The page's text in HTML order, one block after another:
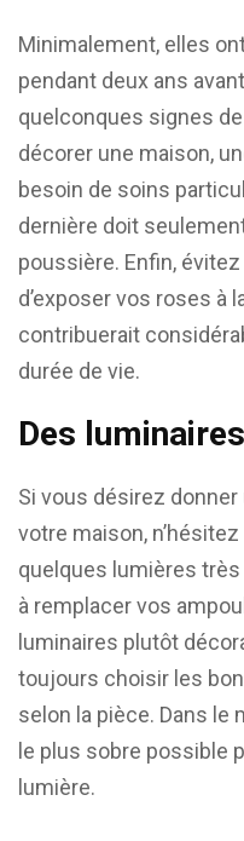
Minimalement, elles
pendant deux ans
quelconques signes
décorer une maison,
besoin de soins
dernière doit
poussière. Enfin,
d’exposer vos roses à
contribuerait
durée de vie.
Des
Si vous désirez
votre maison,
quelques lumières
à remplacer vos
luminaires plutôt
toujours choisir les
selon la pièce. Dans le
le plus sobre possible
lumière.